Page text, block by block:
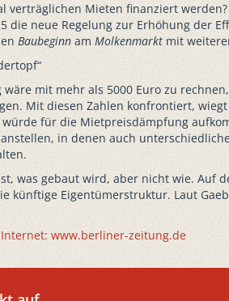
verträglichen Mieten finanziert
die neue Regelung zur Erhöhung der
Baubeginn am Molkenmarkt mit
wäre mit mehr als 5000 Euro zu
Mit diesen Zahlen konfrontiert, wiegt
für die Mietpreisdämpfung
in denen auch
was gebaut wird, aber nicht wie. Auf
künftige Eigentümerstruktur. Laut
www.berliner-zeitung.de